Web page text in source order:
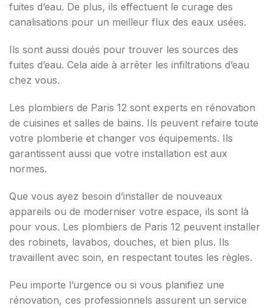
fuites d’eau. De plus, ils effectuent le curage des
canalisations pour un meilleur flux des eaux usées.
Ils sont aussi doués pour trouver les sources des
fuites d’eau. Cela aide à arrêter les infiltrations d’eau
chez vous.
Les plombiers de Paris 12 sont experts en rénovation
de cuisines et salles de bains. Ils peuvent refaire toute
votre plomberie et changer vos équipements. Ils
garantissent aussi que votre installation est aux
normes.
Que vous ayez besoin d’installer de nouveaux
appareils ou de moderniser votre espace, ils sont là
pour vous. Les plombiers de Paris 12 peuvent installer
des robinets, lavabos, douches, et bien plus. Ils
travaillent avec soin, en respectant toutes les règles.
Peu importe l’urgence ou si vous planifiez une
rénovation, ces professionnels assurent un service